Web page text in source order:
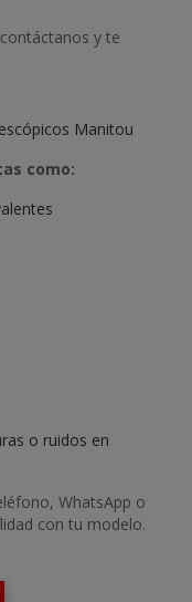
y te
Manitou
como:
o ruidos en
WhatsApp o
con tu modelo.